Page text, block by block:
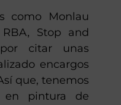
como Monlau
Stop and
citar unas
encargos
que, tenemos
en pintura de